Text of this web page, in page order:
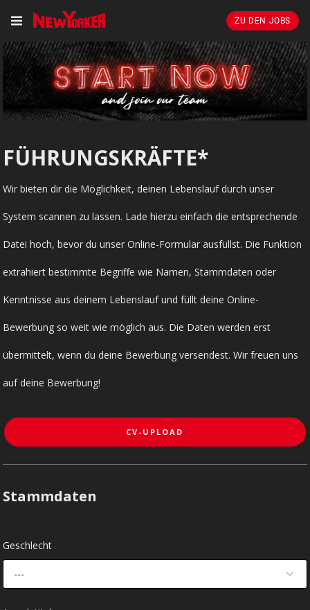
ZU DEN JOBS
FÜHRUNGSKRÄFTE*
Wir bieten dir die Möglichkeit, deinen Lebenslauf durch unser
System scannen zu lassen. Lade hierzu einfach die entsprechende
Datei hoch, bevor du unser Online-Formular ausfüllst. Die Funktion
extrahiert bestimmte Begriffe wie Namen, Stammdaten oder
Kenntnisse aus deinem Lebenslauf und füllt deine Online-
Bewerbung so weit wie möglich aus. Die Daten werden erst
übermittelt, wenn du deine Bewerbung versendest. Wir freuen uns
auf deine Bewerbung!
CV-UPLOAD
Stammdaten
Geschlecht
---